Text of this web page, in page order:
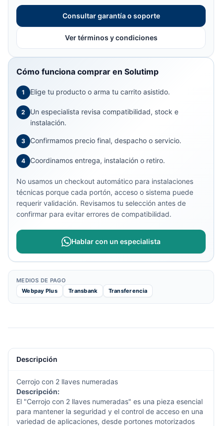
Consultar garantía o soporte
Ver términos y condiciones
Cómo funciona comprar en Solutimp
1 Elige tu producto o arma tu carrito asistido.
2
Un especialista revisa compatibilidad, stock e
instalación.
3 Confirmamos precio final, despacho o servicio.
4 Coordinamos entrega, instalación o retiro.
No usamos un checkout automático para instalaciones
técnicas porque cada portón, acceso o sistema puede
requerir validación. Revisamos tu selección antes de
confirmar para evitar errores de compatibilidad.
Hablar con un especialista
MEDIOS DE PAGO
Webpay Plus
Transbank Transferencia
Descripción
Cerrojo con 2 llaves numeradas
Descripción:
El "Cerrojo con 2 llaves numeradas" es una pieza esencial
para mantener la seguridad y el control de acceso en una
variedad de aplicaciones, desde portones motorizados